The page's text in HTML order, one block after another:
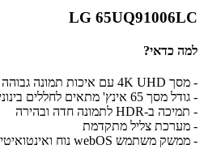
LG 65UQ91006LC
למה כדאי?
- מסך 4K UHD עם איכות תמונה גבוהה
- גודל מסך 65 אינץ' מתאים לחללים בינוניים וגדולים
- תמיכה ב-HDR לתמונה חדה ובהירה
- מערכת צליל מתקדמת
- ממשק משתמש webOS נוח ואינטואיטיבי